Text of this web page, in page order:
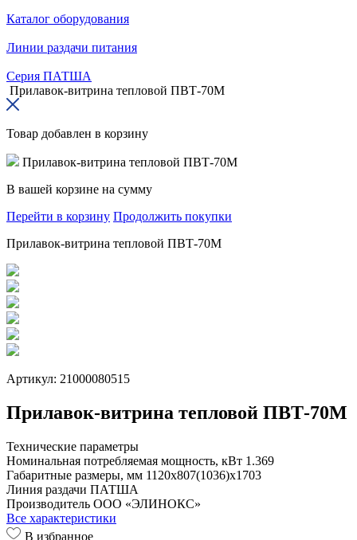
Каталог оборудования
Линии раздачи питания
Серия ПАТША
Прилавок-витрина тепловой ПВТ-70М
Товар добавлен в корзину
Прилавок-витрина тепловой ПВТ-70М
В вашей корзине на сумму
Перейти в корзину Продолжить покупки
Прилавок-витрина тепловой ПВТ-70М
Артикул: 21000080515
Прилавок-витрина тепловой ПВТ-70М
Технические параметры
Номинальная потребляемая мощность, кВт 1.369
Габаритные размеры, мм 1120x807(1036)x1703
Линия раздачи ПАТША
Производитель ООО «ЭЛИНОКС»
Все характеристики
В избранное